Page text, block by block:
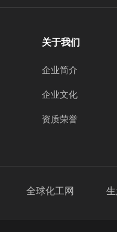
关于我们
企业简介
企业文化
资质荣誉
全球化工网